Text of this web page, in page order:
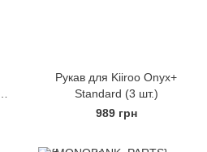
Рукав для Kiiroo Onyx+
Standard (3 шт.)
989 грн